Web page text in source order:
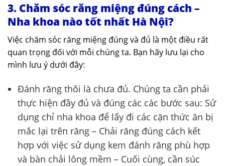
3. Chăm sóc răng miệng đúng cách –
Nha khoa nào tốt nhất Hà Nội?
Việc chăm sóc răng miệng đúng và đủ là một điều rất
quan trọng đối với mỗi chúng ta. Bạn hãy lưu lại cho
mình lưu ý dưới đây:
Đánh răng thôi là chưa đủ. Chúng ta cần phải
thực hiện đầy đủ và đúng các các bước sau: Sử
dụng chỉ nha khoa để lấy đi các cặn thức ăn bị
mắc lại trên răng – Chải răng đúng cách kết
hợp với việc sử dụng kem đánh răng phù hợp
và bàn chải lông mềm – Cuối cùng, cần súc